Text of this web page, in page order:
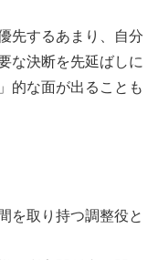
先するあまり、自分
な決断を先延ばしに
的な面が出ることも
を取り持つ調整役と